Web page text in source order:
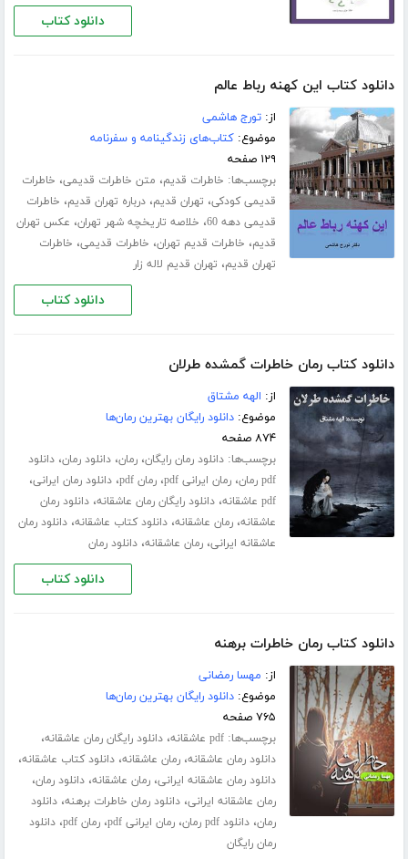
دانلود کتاب
دانلود کتاب این کهنه رباط عالم
از:تورج هاشمی
موضوع:کتاب‌های زندگینامه و سفرنامه
۱۲۹ صفحه
برچسب‌ها: خاطرات قدیم، متن خاطرات قدیمی، خاطرات
قدیمی کودکی، تهران قدیم،درباره تهران قدیم، خاطرات
قدیمی دهه 60
، خلاصه تاریخچه شهر تهران، عکس تهران
قدیم، خاطرات قدیم تهران، خاطرات قدیمی، خاطرات
تهران قدیم، تهران قدیم لاله زار
دانلود کتاب
دانلود کتاب رمان خاطرات گمشده طرلان
از: الهه مشتاق
موضوع:دانلود رایگان بهترین رمان‌ها
۸۷۴ صفحه
برچسب‌ها:دانلود رمان رایگان،رمان،دانلود رمان،دانلود
pdf رمان
،رمان ایرانی pdf ،رمان pdf ،دانلود رمان ایرانی،
pdf عاشقانه ،دانلود رایگان رمان عاشقانه،دانلود رمان
عاشقانه،رمان عاشقانه،دانلود کتاب عاشقانه،دانلود رمان
عاشقانه ایرانی،رمان عاشقانه،دانلود رمان
دانلود کتاب
دانلود کتاب رمان خاطرات برهنه
از: مهسا رمضانی
موضوع:دانلود رایگان بهترین رمان‌ها
۷۶۵ صفحه
برچسب‌ها:pdf عاشقانه ،دانلود رایگان رمان عاشقانه،
دانلود رمان عاشقانه،رمان عاشقانه،دانلود کتاب عاشقانه،
دانلود رمان عاشقانه ایرانی،رمان عاشقانه،دانلود رمان،
رمان عاشقانه ایرانی،دانلود رمان خاطرات برهنه،دانلود
رمان،دانلود pdf رمان ،رمان ایرانی pdf ،رمان pdf ،دانلود
رمان رایگان